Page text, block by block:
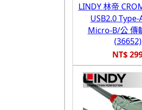
LINDY 林帝
USB2.0
Micro-B/公 傳
(36652)
NT$